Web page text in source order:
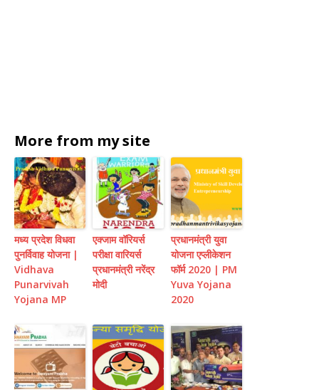
More from my site
मध्य प्रदेश विधवा
पुनर्विवाह योजना |
Vidhava
Punarvivah
Yojana MP
एक्जाम वॉरियर्स
परीक्षा वारियर्स
प्रधानमंत्री नरेंद्र
मोदी
प्रधानमंत्री युवा
योजना एप्लीकेशन
फॉर्म 2020 | PM
Yuva Yojana
2020